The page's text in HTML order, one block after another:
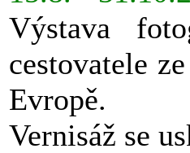
Výstava
cestovatele
Evropě.
Vernisáž se